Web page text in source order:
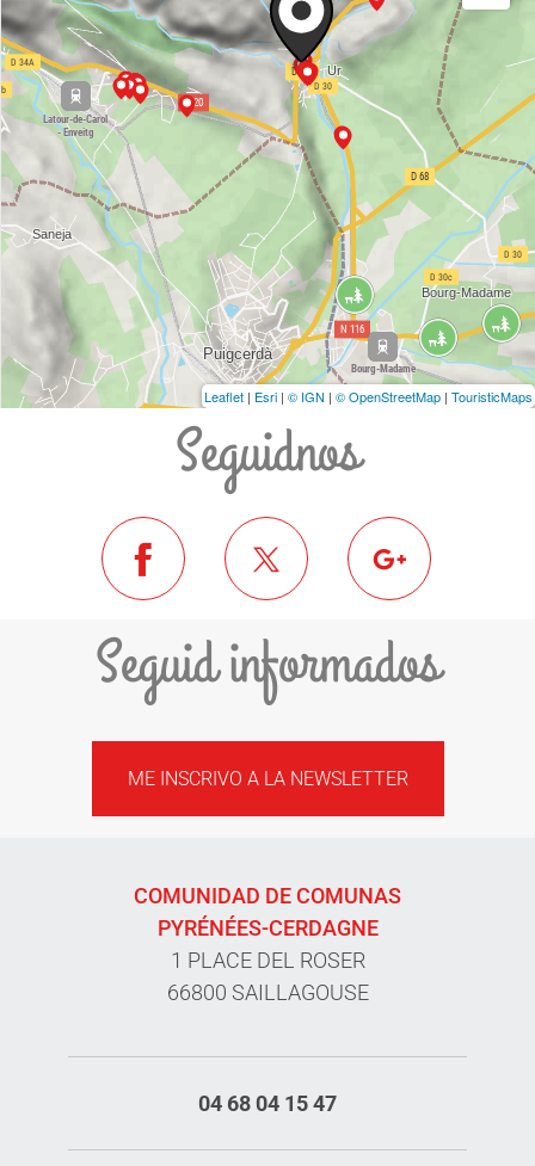
Leaflet | Esri | © IGN | © OpenStreetMap | TouristicMaps
Seguidnos
Seguid informados
ME INSCRIVO A LA NEWSLETTER
COMUNIDAD DE COMUNAS
PYRÉNÉES-CERDAGNE
1 PLACE DEL ROSER
66800 SAILLAGOUSE
04 68 04 15 47